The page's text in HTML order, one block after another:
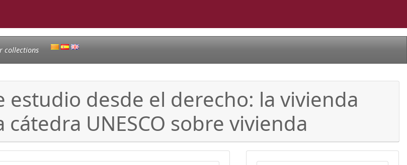
collections
estudio desde el derecho: la vivienda
UNESCO sobre vivienda